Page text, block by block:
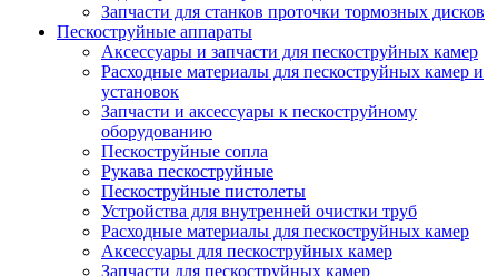
Запчасти для станков проточки тормозных дисков
Пескоструйные аппараты
Аксессуары и запчасти для пескоструйных камер
Расходные материалы для пескоструйных камер и
установок
Запчасти и аксессуары к пескоструйному
оборудованию
Пескоструйные сопла
Рукава пескоструйные
Пескоструйные пистолеты
Устройства для внутренней очистки труб
Расходные материалы для пескоструйных камер
Аксессуары для пескоструйных камер
Запчасти для пескоструйных камер